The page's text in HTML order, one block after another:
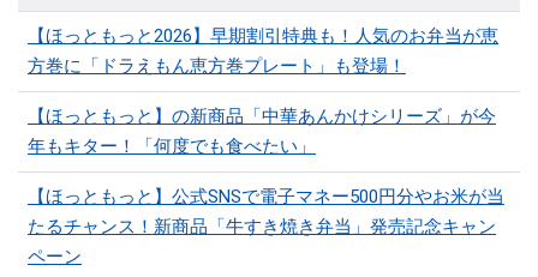
【ほっともっと2026】早期割引特典も！人気のお弁当が恵
方巻に「ドラえもん恵方巻プレート」も登場！
【ほっともっと】の新商品「中華あんかけシリーズ」が今
年もキター！「何度でも食べたい」
【ほっともっと】公式SNSで電子マネー500円分やお米が当
たるチャンス！新商品「牛すき焼き弁当」発売記念キャン
ペーン